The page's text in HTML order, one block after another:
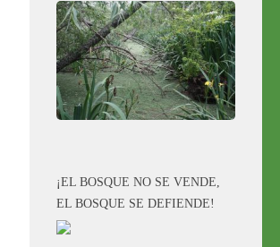
¡EL BOSQUE NO SE VENDE,
EL BOSQUE SE DEFIENDE!